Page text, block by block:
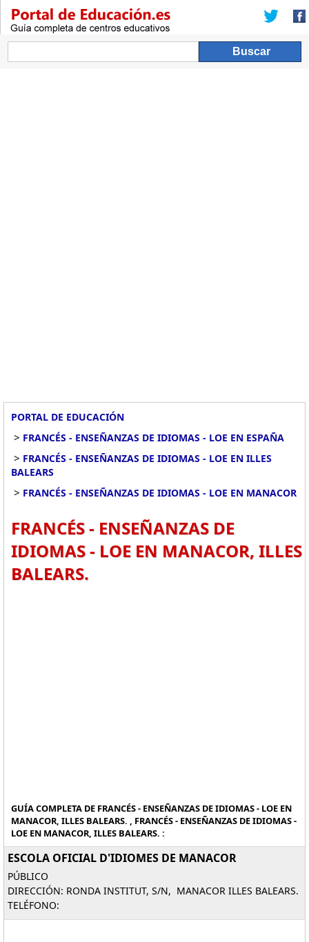
PORTAL DE EDUCACIÓN
> FRANCÉS - ENSEÑANZAS DE IDIOMAS - LOE EN ESPAÑA
> FRANCÉS - ENSEÑANZAS DE IDIOMAS - LOE EN ILLES
BALEARS
> FRANCÉS - ENSEÑANZAS DE IDIOMAS - LOE EN MANACOR
FRANCÉS - ENSEÑANZAS DE
IDIOMAS - LOE EN MANACOR, ILLES
BALEARS.
GUÍA COMPLETA DE FRANCÉS - ENSEÑANZAS DE IDIOMAS - LOE EN
MANACOR, ILLES BALEARS. , FRANCÉS - ENSEÑANZAS DE IDIOMAS -
LOE EN MANACOR, ILLES BALEARS. :
ESCOLA OFICIAL D'IDIOMES DE MANACOR
PÚBLICO
DIRECCIÓN: RONDA INSTITUT, S/N, MANACOR ILLES BALEARS.
TELÉFONO: